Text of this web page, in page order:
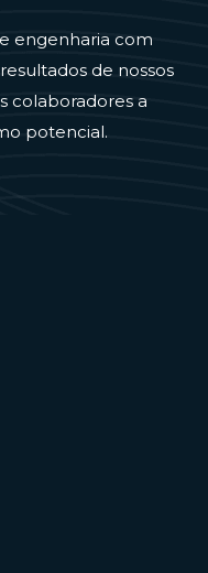
engenharia com
de nossos
colaboradores a
potencial.